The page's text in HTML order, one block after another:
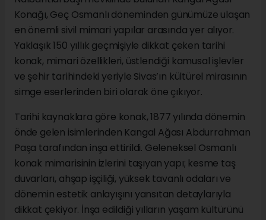
Konağı, Geç Osmanlı döneminden günümüze ulaşan
en önemli sivil mimari yapılar arasında yer alıyor.
Yaklaşık 150 yıllık geçmişiyle dikkat çeken tarihi
konak, mimari özellikleri, üstlendiği kamusal işlevler
ve şehir tarihindeki yeriyle Sivas’ın kültürel mirasının
simge eserlerinden biri olarak öne çıkıyor.
Tarihi kaynaklara göre konak, 1877 yılında dönemin
önde gelen isimlerinden Kangal Ağası Abdurrahman
Paşa tarafından inşa ettirildi. Geleneksel Osmanlı
konak mimarisinin izlerini taşıyan yapı; kesme taş
duvarları, ahşap işçiliği, yüksek tavanlı odaları ve
dönemin estetik anlayışını yansıtan detaylarıyla
dikkat çekiyor. İnşa edildiği yılların yaşam kültürünü